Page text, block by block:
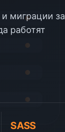
миграции за
работят
SASS